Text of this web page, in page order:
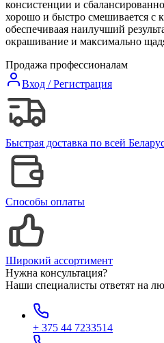
консистенции и
хорошо и быстро смешивается с
обеспечиваая наилучший
окрашивание и максимально
Продажа профессионалам
Вход / Регистрация
Быстрая доставка по всей
Способы оплаты
Широкий ассортимент
Нужна консультация?
Наши специалисты ответят на
+ 375 44 7233514